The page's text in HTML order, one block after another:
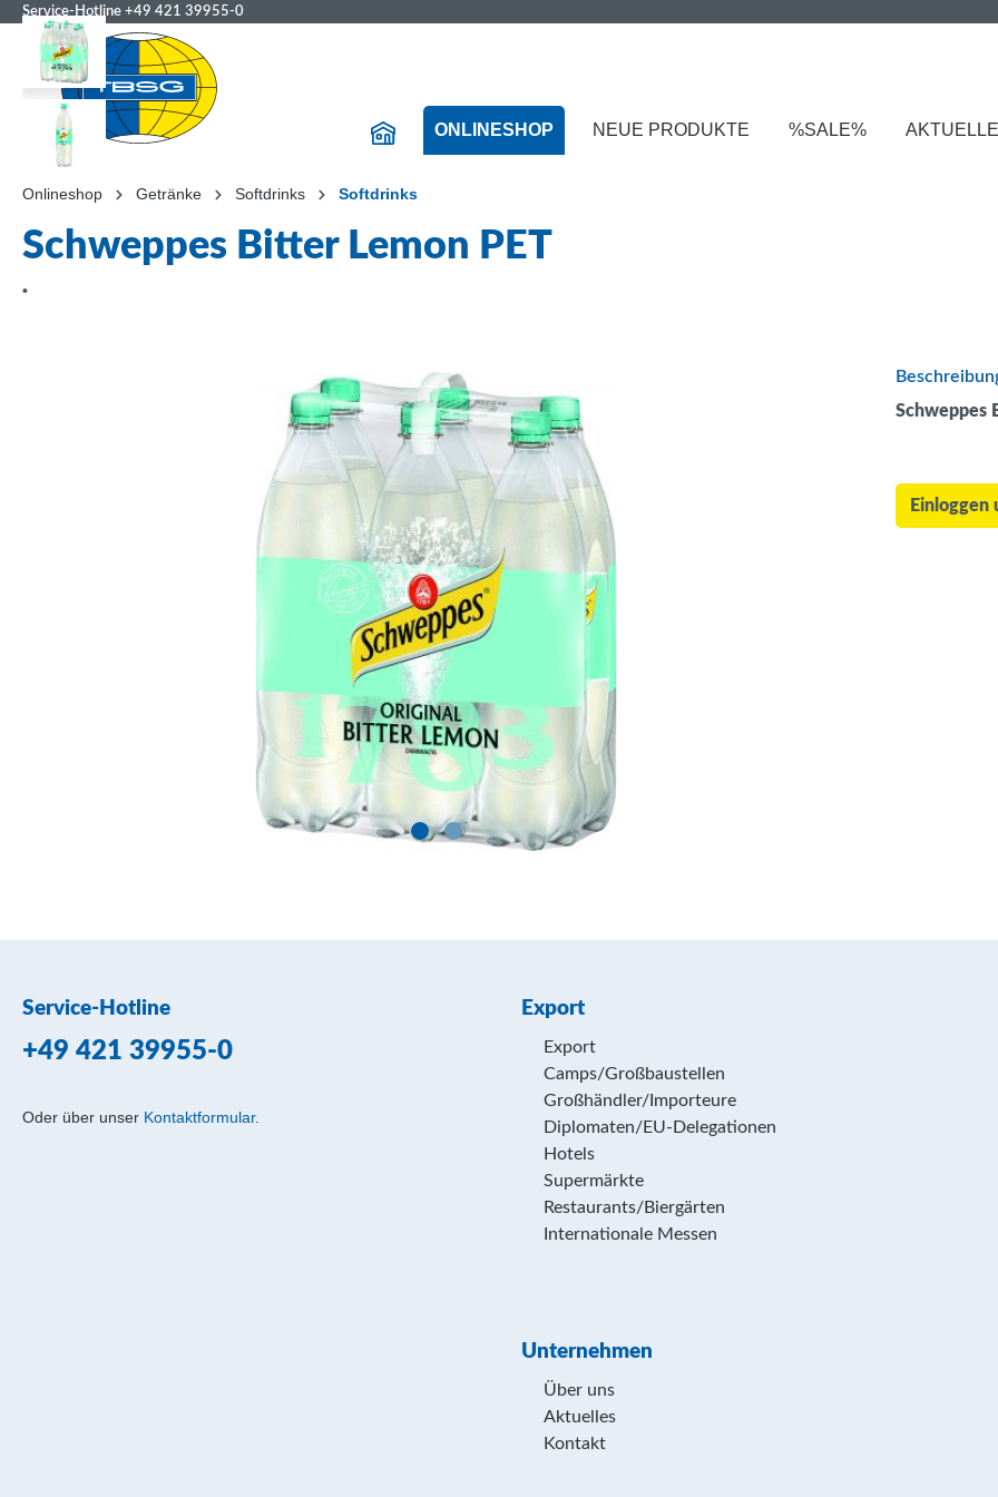
Service-Hotline +49 421 39955-0
ONLINESHOP NEUE PRODUKTE %SALE%
Onlineshop Getränke Softdrinks Softdrinks
Schweppes Bitter Lemon PET
•
Schweppes
Einloggen
Service-Hotline
+49 421 39955-0
Oder über unser Kontaktformular.
Export
Export
Camps/Großbaustellen
Großhändler/Importeure
Diplomaten/EU-Delegationen
Hotels
Supermärkte
Restaurants/Biergärten
Internationale Messen
Unternehmen
Über uns
Aktuelles
Kontakt